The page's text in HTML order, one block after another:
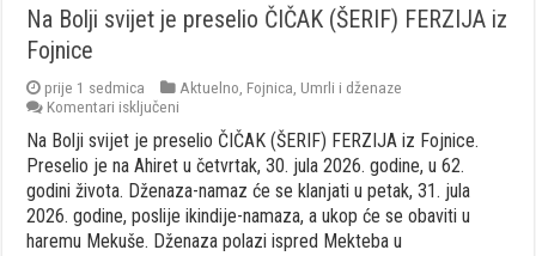
Na Bolji svijet je preselio ČIČAK (ŠERIF) FERZIJA iz
Fojnice
prije 1 sedmica Aktuelno Fojnica Umrli i dženaze
Komentari isključeni
Bolji
svijet
preselio
ČIČAK
(ŠERIF)
Na Bolji svijet je preselio ČIČAK (ŠERIF) FERZIJA iz Fojnice.
Preselio je na Ahiret u četvrtak, 30. jula 2026. godine, u 62.
godini života. Dženaza-namaz će se klanjati u petak, 31. jula
2026. godine, poslije ikindije-namaza, a ukop će se obaviti u
haremu Mekuše. Dženaza polazi ispred Mekteba u